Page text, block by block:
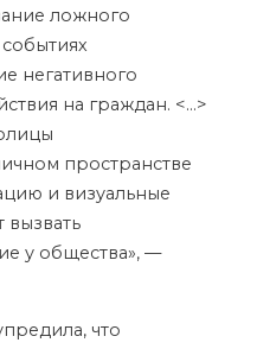
ложного
негативного
на граждан. <…>
пространстве
и визуальные
вызвать
у общества», —
что